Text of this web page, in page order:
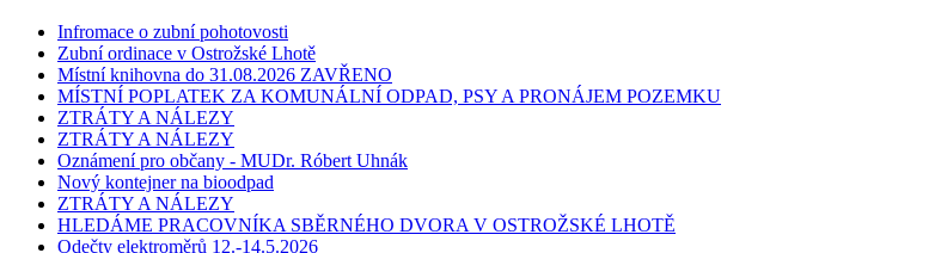
Infromace o zubní pohotovosti
Zubní ordinace v Ostrožské Lhotě
Místní knihovna do 31.08.2026 ZAVŘENO
MÍSTNÍ POPLATEK ZA KOMUNÁLNÍ ODPAD, PSY A PRONÁJEM POZEMKU
ZTRÁTY A NÁLEZY
ZTRÁTY A NÁLEZY
Oznámení pro občany - MUDr. Róbert Uhnák
Nový kontejner na bioodpad
ZTRÁTY A NÁLEZY
HLEDÁME PRACOVNÍKA SBĚRNÉHO DVORA V OSTROŽSKÉ LHOTĚ
Odečty elektroměrů 12.-14.5.2026